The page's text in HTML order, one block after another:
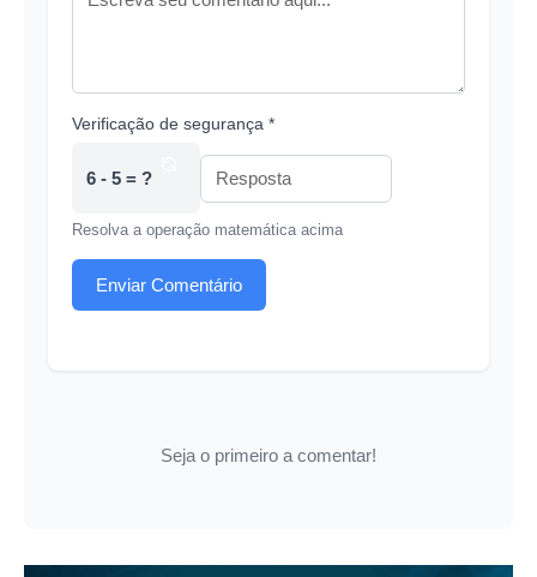
Verificação de segurança *
6 - 5 = ?
Resolva a operação matemática acima
Enviar Comentário
Seja o primeiro a comentar!